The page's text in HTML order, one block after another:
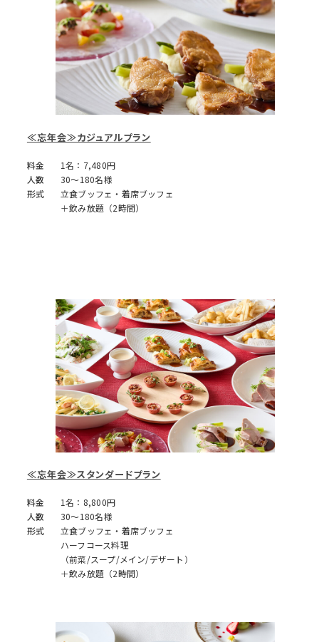
≪忘年会≫カジュアルプラン
料金
1名：7,480円
人数
30～180名様
形式
立食ブッフェ・着席ブッフェ
＋飲み放題（2時間）
≪忘年会≫スタンダードプラン
料金
1名：8,800円
人数
30～180名様
形式
立食ブッフェ・着席ブッフェ
ハーフコース料理
（前菜/スープ/メイン/デザート）
＋飲み放題（2時間）